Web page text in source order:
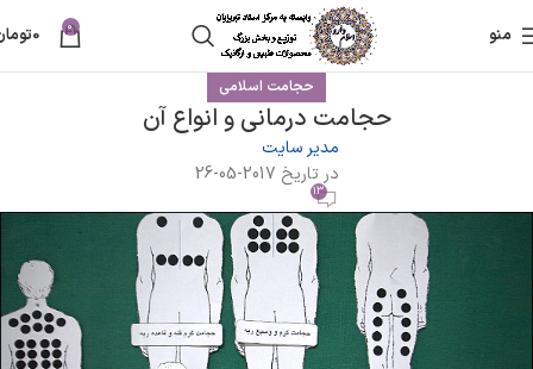
منو 0
0
حجامت اسلامی
حجامت درمانی و انواع آن
مدیر سایت
در تاریخ 2017-05-26
13